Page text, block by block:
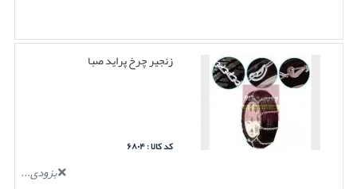
زنجیر چرخ پراید صبا
کد کالا : ۶۸۰۴
بزودی...